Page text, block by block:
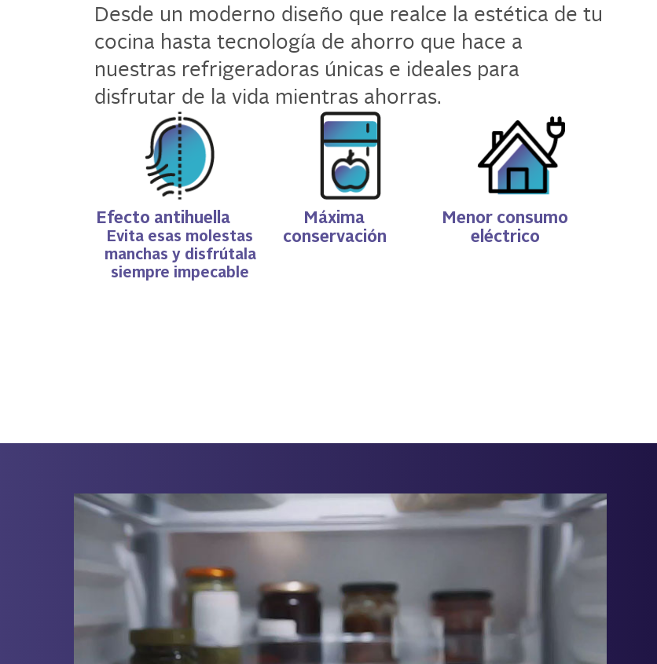
Desde un moderno diseño que realce la estética de tu
cocina hasta tecnología de ahorro que hace a
nuestras refrigeradoras únicas e ideales para
disfrutar de la vida mientras ahorras.
Efecto antihuella
Evita esas molestas
manchas y disfrútala
siempre impecable
Máxima
conservación
Menor consumo
eléctrico